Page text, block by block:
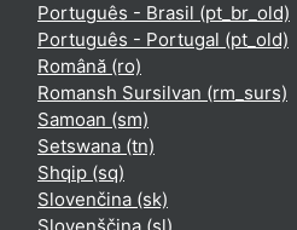
Português - Brasil ‎(pt_br_old)‎
Português - Portugal ‎(pt_old)‎
Română ‎(ro)‎
Romansh Sursilvan ‎(rm_surs)‎
Samoan ‎(sm)‎
Setswana ‎(tn)‎
Shqip ‎(sq)‎
Slovenčina ‎(sk)‎